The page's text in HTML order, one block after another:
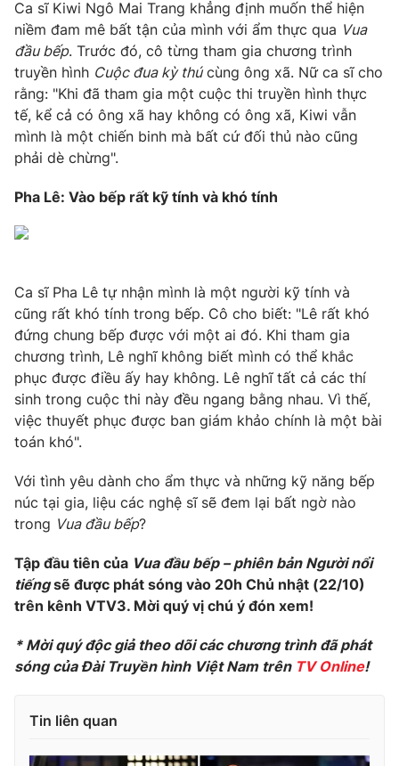
Ca sĩ Kiwi Ngô Mai Trang khẳng định muốn thể hiện
niềm đam mê bất tận của mình với ẩm thực qua Vua
đầu bếp. Trước đó, cô từng tham gia chương trình
truyền hình Cuộc đua kỳ thúcùng ông xã. Nữ ca sĩ cho
rằng: "Khi đã tham gia một cuộc thi truyền hình thực
tế, kể cả có ông xã hay không có ông xã, Kiwi vẫn
mình là một chiến binh mà bất cứ đối thủ nào cũng
phải dè chừng".
Pha Lê: Vào bếp rất kỹ tính và khó tính
Ca sĩ Pha Lê tự nhận mình là một người kỹ tính và
cũng rất khó tính trong bếp. Cô cho biết: "Lê rất khó
đứng chung bếp được với một ai đó. Khi tham gia
chương trình, Lê nghĩ không biết mình có thể khắc
phục được điều ấy hay không. Lê nghĩ tất cả các thí
sinh trong cuộc thi này đều ngang bằng nhau. Vì thế,
việc thuyết phục được ban giám khảo chính là một bài
toán khó".
Với tình yêu dành cho ẩm thực và những kỹ năng bếp
núc tại gia, liệu các nghệ sĩ sẽ đem lại bất ngờ nào
trong Vua đầu bếp?
Tập đầu tiên của Vua đầu bếp – phiên bản Người nổi
tiếngsẽ được phát sóng vào 20h Chủ nhật (22/10)
trên kênh VTV3. Mời quý vị chú ý đón xem!
* Mời quý độc giả theo dõi các chương trình đã phát
sóng của Đài Truyền hình Việt Nam trên TV Online!
Tin liên quan